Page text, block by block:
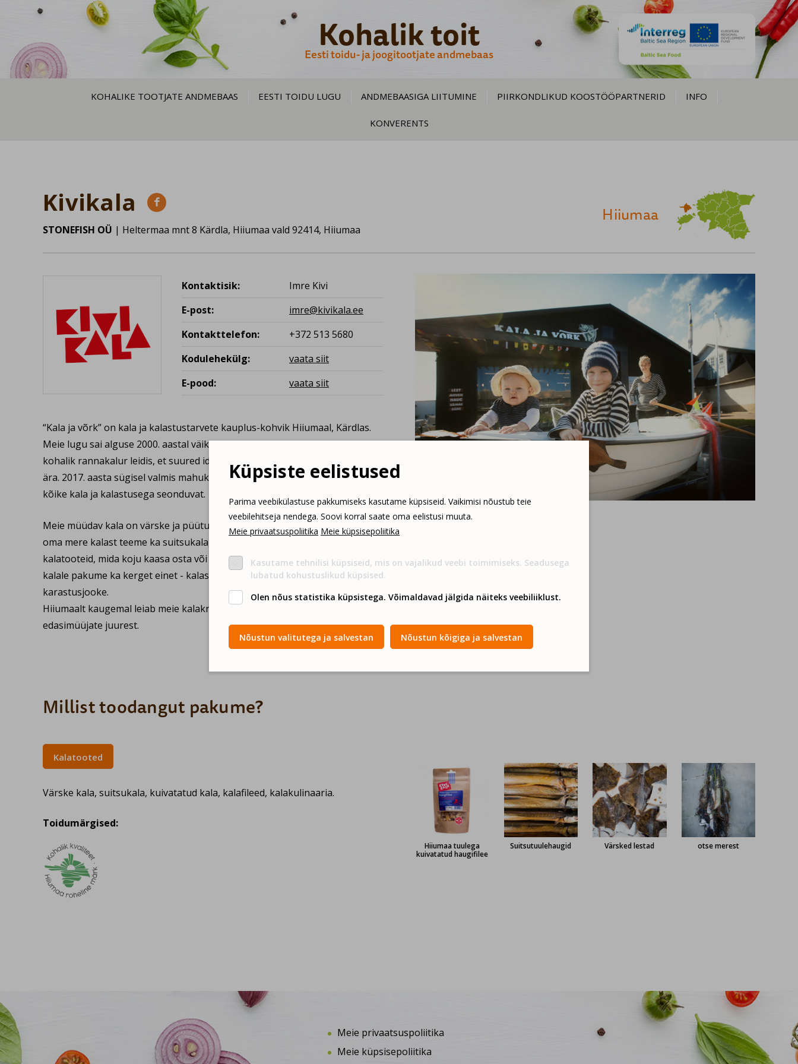
Küpsiste eelistused
Parima veebikülastuse pakkumiseks kasutame küpsiseid. Vaikimisi nõustub teie
veebilehitseja nendega. Soovi korral saate oma eelistusi muuta.
Meie privaatsuspoliitika Meie küpsisepoliitika
Kasutame tehnilisi küpsiseid, mis on vajalikud veebi toimimiseks. Seadusega
lubatud kohustuslikud küpsised.
Olen nõus statistika küpsistega. Võimaldavad jälgida näiteks veebiliiklust.
Nõustun valitutega ja salvestan Nõustun kõigiga ja salvestan
Kohalik toit
Eesti toidu- ja joogitootjate andmebaas
KOHALIKE TOOTJATE ANDMEBAAS EESTI TOIDU LUGU ANDMEBAASIGA LIITUMINE PIIRKONDLIKUD KOOSTÖÖPARTNERID INFO
KONVERENTS
Kivikala 
STONEFISH OÜ | Heltermaa mnt 8 Kärdla, Hiiumaa vald 92414, Hiiumaa
Hiiumaa
kauplus-tootmine-kohvik "Kala ja võrk"
Kontaktisik:
Imre Kivi
E-post:
imre@kivikala.ee
Kontakttelefon:
+372 513 5680
Kodulehekülg:
vaata siit
E-pood:
vaata siit
“Kala ja võrk” on kala ja kalastustarvete kauplus-kohvik Hiiumaal, Kärdlas.
Meie lugu sai alguse 2000. aastal väikesest kalaärist Kärdla turul, kui üks
kohalik rannakalur leidis, et suured ideed ei mahu enam väikese pinna peale
ära. 2017. aasta sügisel valmis mahukas pood koos tootmisega, kust leiab
kõike kala ja kalastusega seonduvat.
Meie müüdav kala on värske ja püütud saart ümbritsevast merest. Samast
oma mere kalast teeme ka suitsukala, kuivatatud kala ning muid
kalatooteid, mida koju kaasa osta või kohapeal mekkida. Lisaks värskele
kalale pakume ka kerget einet - kalasuppi ja salateid, võileiba ja kohvi ning
karastusjooke.
Hiiumaalt kaugemal leiab meie kalakraami Kivikala nime alt tublide
edasimüüjate juurest.
Millist toodangut pakume?
Hiiumaa tuulega
kuivatatud haugifilee
Suitsutuulehaugid Värsked lestad otse merest
Kalatooted
Värske kala, suitsukala, kuivatatud kala, kalafileed, kalakulinaaria.
Toidumärgised:
Meie privaatsuspoliitika
Meie küpsisepoliitika